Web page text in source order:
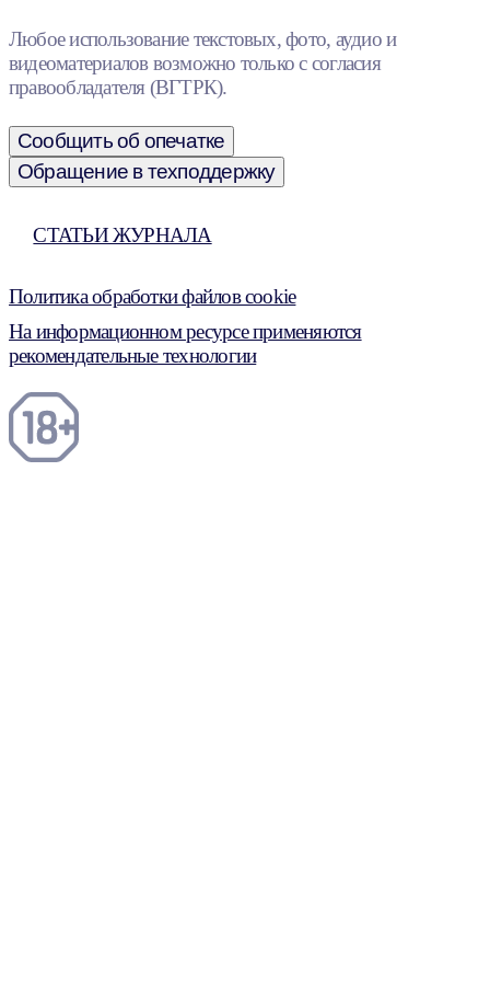
Любое использование текстовых, фото, аудио и
видеоматериалов возможно только с согласия
правообладателя (ВГТРК).
Сообщить об опечатке
Обращение в техподдержку
СТАТЬИ ЖУРНАЛА
Политика обработки файлов cookie
На информационном ресурсе применяются
рекомендательные технологии